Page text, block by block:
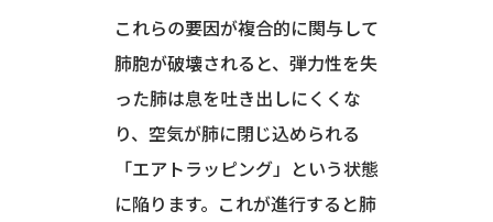
これらの要因が複合的に関与して
肺胞が破壊されると、弾力性を失
った肺は息を吐き出しにくくな
り、空気が肺に閉じ込められる
「エアトラッピング」という状態
に陥ります。これが進行すると肺